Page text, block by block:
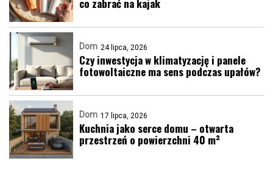
co zabrać na kajak
Dom 24 lipca, 2026
Czy inwestycja w klimatyzację i panele
fotowoltaiczne ma sens podczas upałów?
Dom 17 lipca, 2026
Kuchnia jako serce domu – otwarta
przestrzeń o powierzchni 40 m²